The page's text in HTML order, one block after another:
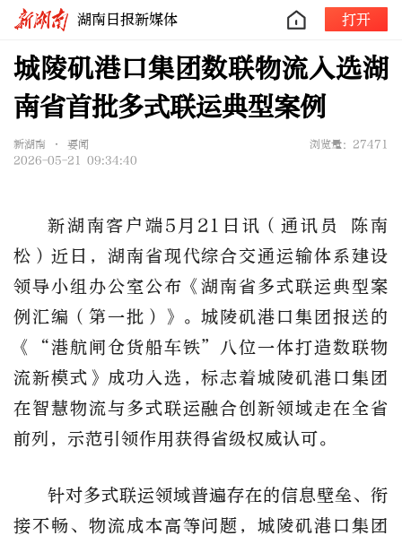
湖南日报新媒体 打开
城陵矶港口集团数联物流入选湖
南省首批多式联运典型案例
新湖南 • 要闻
浏览量：27471
2026-05-21 09:34:40
新湖南客户端5月21日讯（通讯员 陈南
松 ）近日，湖南省现代综合交通运输体系建设
领导小组办公室公布《湖南省多式联运典型案
例汇编（第一批）》。城陵矶港口集团报送的
《
“港航闸仓货船车铁”八位一体打造数联物
流新模式》成功入选，标志着城陵矶港口集团
在智慧物流与多式联运融合创新领域走在全省
前列，示范引领作用获得省级权威认可。
针对多式联运领域普遍存在的信息壁垒、衔
接不畅、物流成本高等问题，城陵矶港口集团